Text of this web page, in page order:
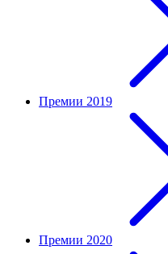
Премии 2019
Премии 2020